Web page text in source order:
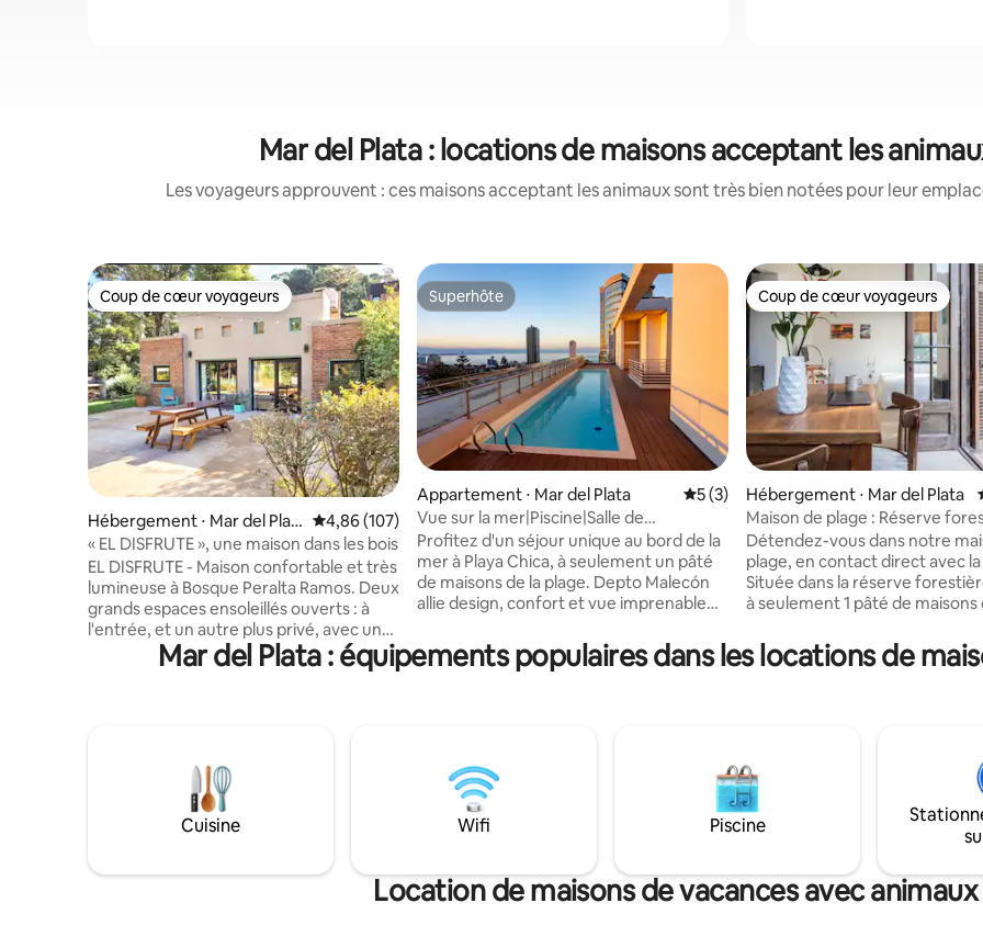
Mar del Plata : locations de maisons acceptant les
Les voyageurs approuvent : ces maisons acceptant les animaux sont très bien notées pour leur
Coup de cœur voyageurs
Coup de cœur voyageurs
Hébergement ⋅ Mar del Plat
a
Évaluation moyenne sur la base de 107 commentaires : 4,86 sur 5
4,86 (107)
« EL DISFRUTE », une maison dans les bois
EL DISFRUTE - Maison confortable et très
lumineuse à Bosque Peralta Ramos. Deux
grands espaces ensoleillés ouverts : à
l'entrée, et un autre plus privé, avec un
barbecue, des chaises longues et une
table de jardin. Maison de 65 m²,
de couchage. La cuisine est bien équipée
avec un autre gril à l'intérieur. C'est un
espace ACCEPTANT LES ANIMAUX DE
COMPAGNIE. Nous avons hâte de vous
périodes plus longues.
Superhôte
Superhôte
Appartement ⋅ Mar del Plata Évaluation moyenne sur la base de 3
5 (3)
Vue sur la mer|Piscine|Salle de
sport|Garage|Playa Chica
Profitez d'un séjour unique au bord de la
mer à Playa Chica, à seulement un pâté
de maisons de la plage. Depto Malecón
allie design, confort et vue imprenable
et le balcon. Il dispose de 2 chambres, de
2 salles de bains complètes, d'une cuisine
24 heures sur 24, à une salle de sport, à
un sauna, à une buanderie et à une
piscine extérieure dans l'un des
immeubles les plus exclusifs de Mar del
Coup de cœur voyageurs
Coup de cœur voyageurs
Hébergement ⋅ Mar del Plata
Maison de plage : Réserve
d'Alfar
Détendez-vous dans notre
plage, en contact direct avec
Située dans la réserve
à seulement 1 pâté de maisons
et à quelques pâtés de
forêt de Peralta Ramos. C'est un espace
préférés. Lit confortable avec
immense fenêtre pleine de
Profitez d'un barbecue sur le
repos dans les chaises longues
air. Nous t'attendons !
Mar del Plata : équipements populaires dans les locations de
Cuisine Wifi Piscine
Location de maisons de vacances avec